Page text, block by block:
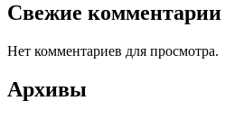
Свежие комментарии
Нет комментариев для просмотра.
Архивы